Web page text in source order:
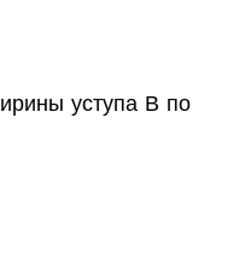
уступа В по